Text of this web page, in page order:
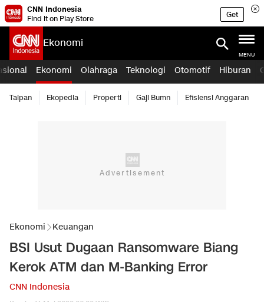
CNN Indonesia
Find it on Play Store
Get
Ekonomi
MENU
Ekonomi Olahraga Teknologi Otomotif Hiburan
Taipan Ekopedia Properti Gaji Bumn Efisiensi Anggaran
Ekonomi Keuangan
BSI Usut Dugaan Ransomware Biang
Kerok ATM dan M-Banking Error
CNN Indonesia